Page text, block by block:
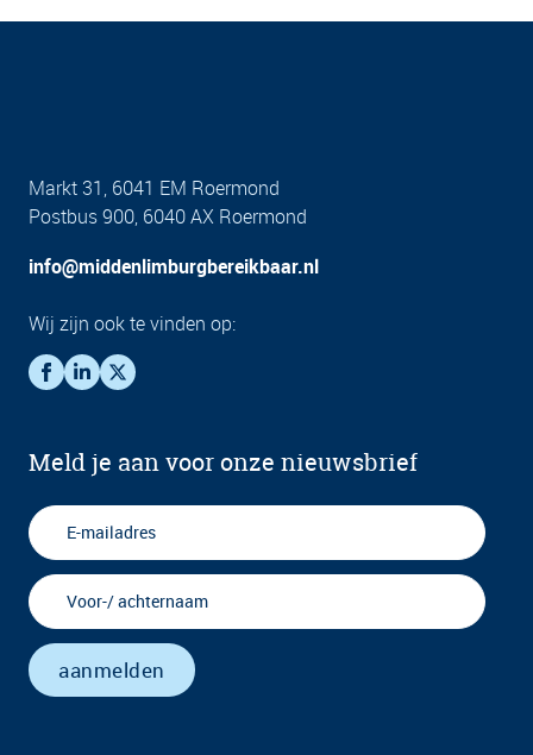
Markt 31, 6041 EM Roermond
Postbus 900, 6040 AX Roermond
info@middenlimburgbereikbaar.nl
Wij zijn ook te vinden op:
Meld je aan voor onze nieuwsbrief